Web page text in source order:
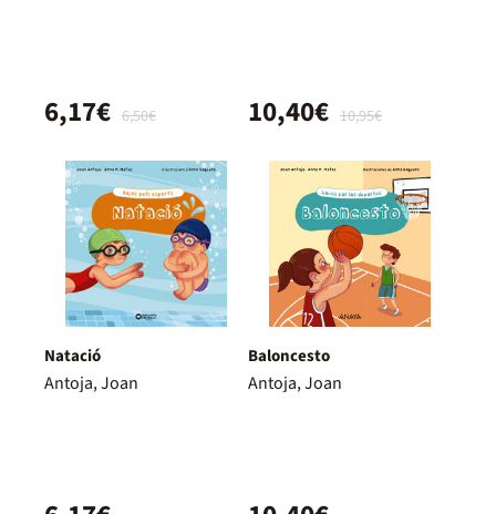
6,50€
6,17€ 10,95€
10,40€
Natació
Antoja, Joan
Baloncesto
Antoja, Joan